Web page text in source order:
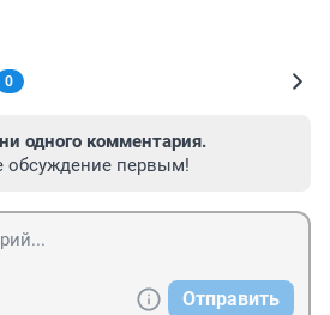
0
одного комментария.
обсуждение первым!
Отправить